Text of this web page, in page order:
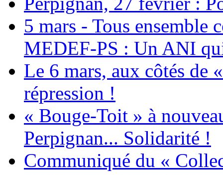
5 mars - Tous ensemble
MEDEF-PS : Un ANI
Le 6 mars, aux côtés de
répression !
« Bouge-Toit » à
Perpignan... Solidarité !
Communiqué du «